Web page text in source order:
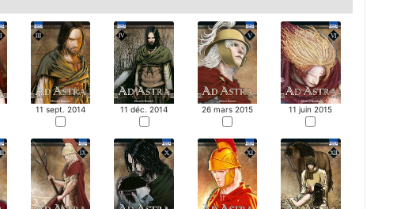
11 sept. 2014 11 déc. 2014 26 mars 2015 11 juin 2015